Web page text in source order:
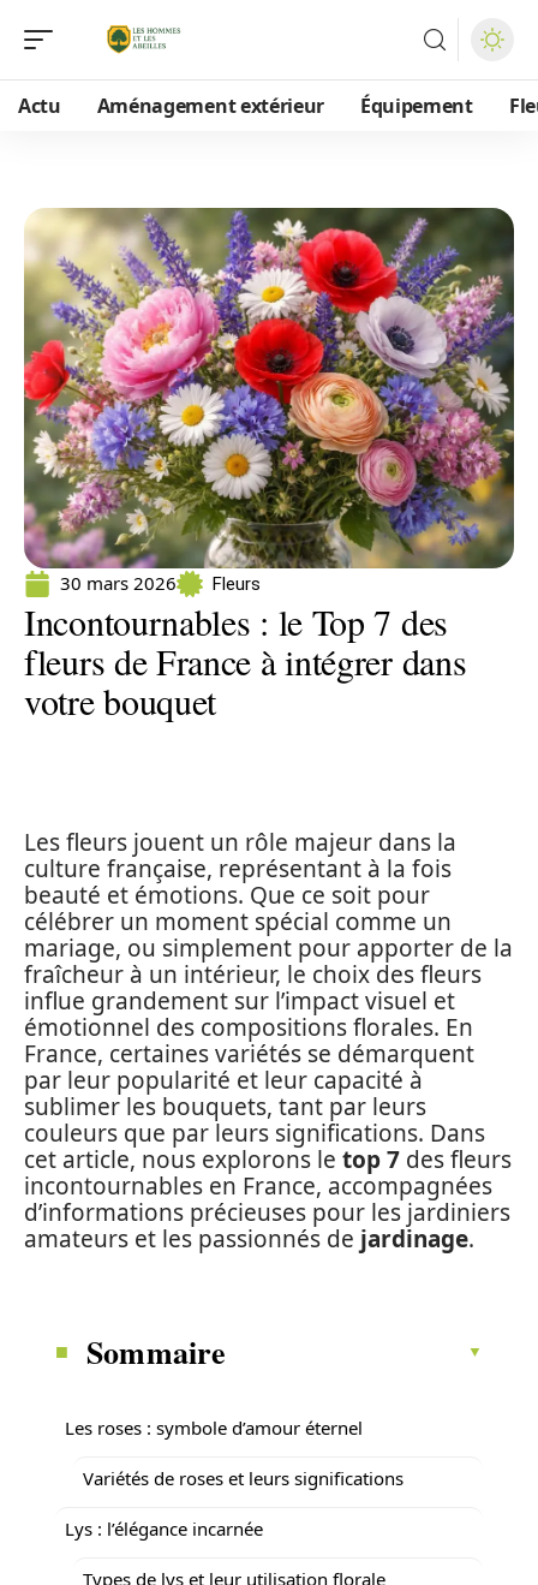
Actu Aménagement extérieur Équipement
30 mars 2026 Fleurs
Incontournables : le Top 7 des
fleurs de France à intégrer dans
votre bouquet
Les fleurs jouent un rôle majeur dans la
culture française, représentant à la fois
beauté et émotions. Que ce soit pour
célébrer un moment spécial comme un
mariage, ou simplement pour apporter de la
fraîcheur à un intérieur, le choix des fleurs
influe grandement sur l’impact visuel et
émotionnel des compositions florales. En
France, certaines variétés se démarquent
par leur popularité et leur capacité à
sublimer les bouquets, tant par leurs
couleurs que par leurs significations. Dans
cet article, nous explorons le top 7 des fleurs
incontournables en France, accompagnées
d’informations précieuses pour les jardiniers
amateurs et les passionnés de jardinage.
Sommaire
Les roses : symbole d’amour éternel
Variétés de roses et leurs significations
Lys : l’élégance incarnée
Types de lys et leur utilisation florale